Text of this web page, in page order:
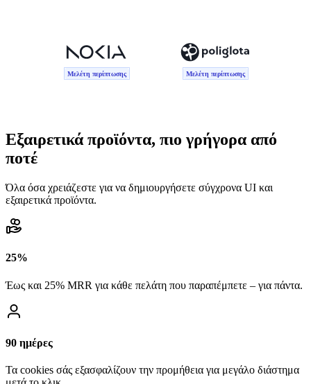
Μελέτη περίπτωσης Μελέτη περίπτωσης
Εξαιρετικά προϊόντα, πιο γρήγορα από
ποτέ
Όλα όσα χρειάζεστε για να δημιουργήσετε σύγχρονα UI και
εξαιρετικά προϊόντα.
25%
Έως και 25% MRR για κάθε πελάτη που παραπέμπετε – για πάντα.
90 ημέρες
Τα cookies σάς εξασφαλίζουν την προμήθεια για μεγάλο διάστημα